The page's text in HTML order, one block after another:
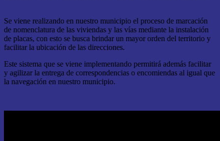
Se viene realizando en nuestro municipio el proceso de marcación
de nomenclatura de las viviendas y las vías mediante la instalación
de placas, con esto se busca brindar un mayor orden del territorio y
facilitar la ubicación de las direcciones.
Este sistema que se viene implementando permitirá además facilitar
y agilizar la entrega de correspondencias o encomiendas al igual que
la navegación en nuestro municipio.